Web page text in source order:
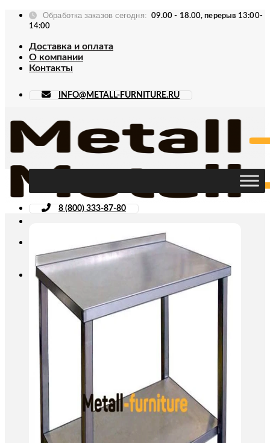
Skip
Обработка заказов сегодня:
09.00 - 18.00, перерыв 13:00-
14:00
Доставка и оплата
О компании
Контакты
INFO@METALL-FURNITURE.RU
8 (800) 333-87-80